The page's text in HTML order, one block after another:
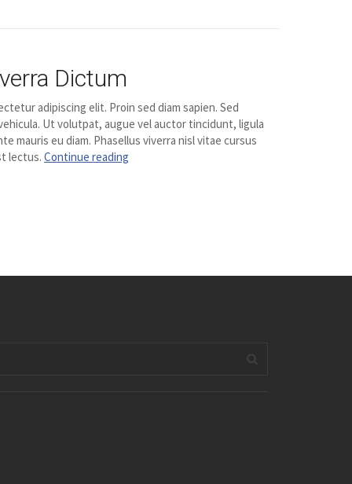
Dictum
adipiscing elit. Proin sed diam sapien. Sed
Ut volutpat, augue vel auctor tincidunt, ligula
mauris eu diam. Phasellus viverra nisl vitae cursus
lectus. Continue reading